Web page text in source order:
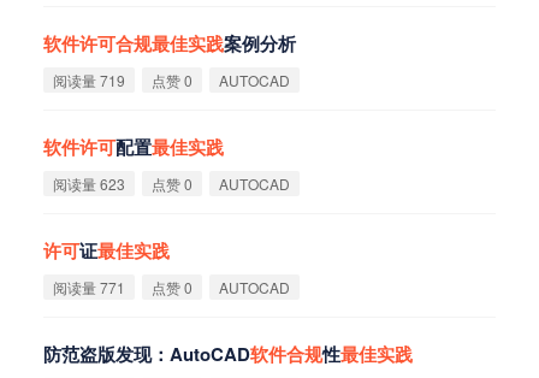
软件许可合规最佳实践案例分析
阅读量 719 点赞 0 AUTOCAD
软件许可配置最佳实践
阅读量 623 点赞 0 AUTOCAD
许可证最佳实践
阅读量 771 点赞 0 AUTOCAD
防范盗版发现：AutoCAD软件合规性最佳实践